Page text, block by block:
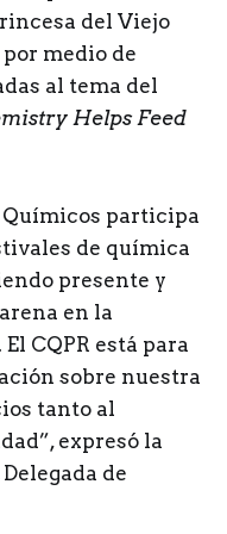
del Viejo
por medio de
al tema del
Helps Feed
Químicos participa
de química
presente y
en la
CQPR está para
sobre nuestra
tanto al
expresó la
de